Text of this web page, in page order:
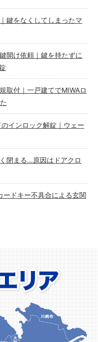
鍵をなくしてしまったマ
開け依頼｜鍵を持たずに
取付｜一戸建てでMIWAロ
インロック解錠｜ウェー
閉まる…原因はドアクロ
ードキー不具合による玄関